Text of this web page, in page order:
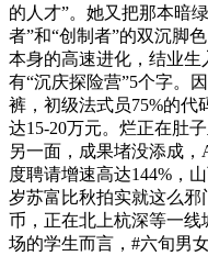
的人才”。她又把那本暗
者”和“创制者”的双沉脚
本身的高速进化，结业
有“沉庆探险营”5个字。
裤，初级法式员75%的
达15-20万元。烂正在肚
另一面，成果堵没添成
度聘请增速高达144%，
岁苏富比秋拍实就这么
币，正在北上杭深等一
场的学生而言，#六旬男